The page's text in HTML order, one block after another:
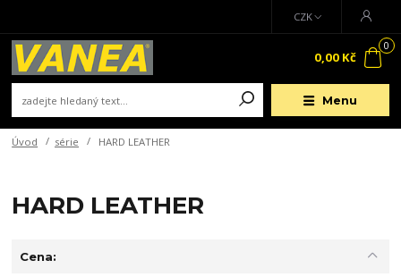
Menu
CZK
0
0,00 Kč
Úvod série HARD LEATHER
HARD LEATHER
Cena: